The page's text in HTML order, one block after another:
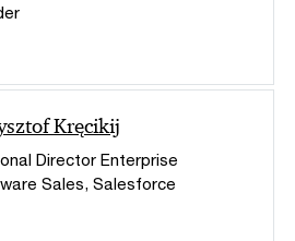
Kręcikij
Director Enterprise
Sales, Salesforce